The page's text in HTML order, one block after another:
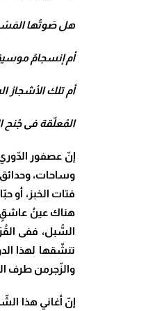
هل صَوتُها
أم إنسجامُ
أم تلك الأشجارُ
المُعلّقة فى جُنح
إنّ عصفور
وساحات،
فتات الخبز، أو
هناك عينُ عاشقٍ،
السُّبل، ففى
تنشّقها لهذا
والزّجرمن طرف
إنّ أغاني هذا